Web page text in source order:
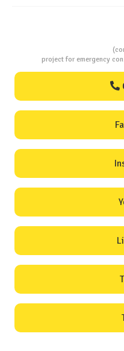
project for emergency